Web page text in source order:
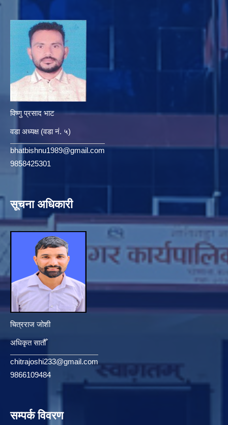
विष्णु प्रसाद भाट
वडा अध्यक्ष (वडा नं. ५)
bhatbishnu1989@gmail.com
9858425301
सूचना अधिकारी
चित्रराज जोशी
अधिकृत सातौँ
chitrajoshi233@gmail.com
9866109484
सम्पर्क विवरण